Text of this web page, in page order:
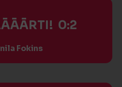
0:2
Fokins